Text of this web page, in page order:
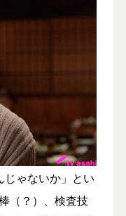
ゃないか」とい
（？）、検査技